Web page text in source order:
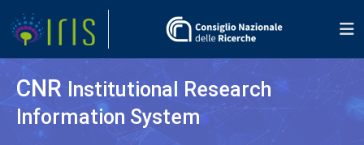
CNR Institutional Research
Information System